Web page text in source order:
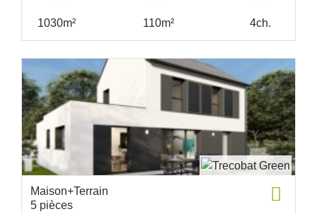
1030m² 110m² 4ch.
Maison+Terrain
5 pièces